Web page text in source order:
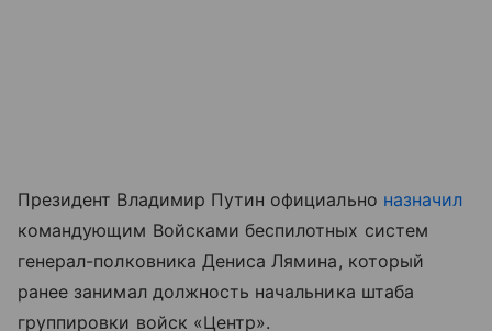
Президент Владимир Путин официально назначил
командующим Войсками беспилотных систем
генерал-полковника Дениса Лямина, который
ранее занимал должность начальника штаба
группировки войск «Центр».